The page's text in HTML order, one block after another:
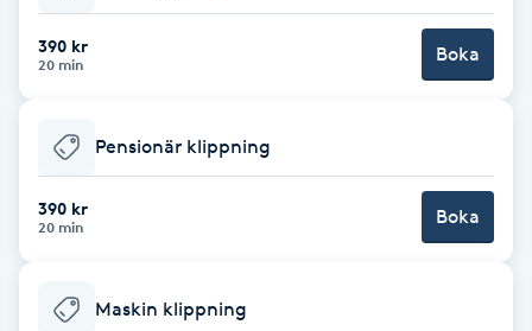
Blowout
Brynfärgning
Brynplockning
390 kr
20 min Boka
Pensionär klippning
390 kr
20 min Boka
Maskin klippning